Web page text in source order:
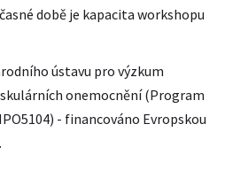
době je kapacita workshopu
ústavu pro výzkum
onemocnění (Program
- financováno Evropskou